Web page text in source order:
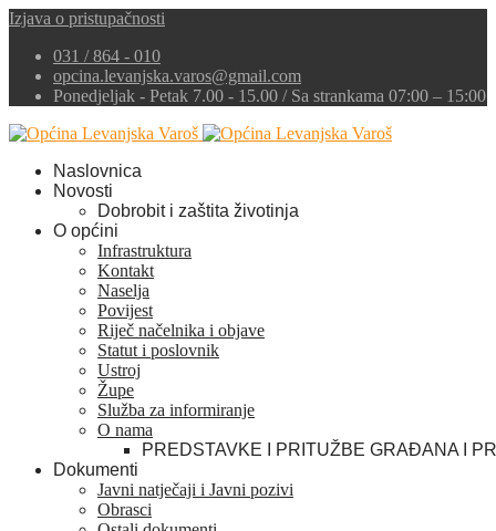
Izjava o pristupačnosti
031 / 864 - 010
opcina.levanjska.varos@gmail.com
Ponedjeljak - Petak 7.00 - 15.00 / Sa strankama 07:00 – 15:00
Naslovnica
Novosti
Dobrobit i zaštita životinja
O općini
Infrastruktura
Kontakt
Naselja
Povijest
Riječ načelnika i objave
Statut i poslovnik
Ustroj
Župe
Služba za informiranje
O nama
PREDSTAVKE I PRITUŽBE GRAĐANA I
Dokumenti
Javni natječaji i Javni pozivi
Obrasci